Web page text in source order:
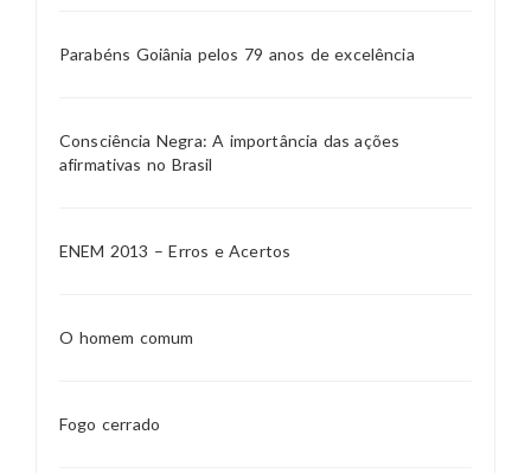
Parabéns Goiânia pelos 79 anos de excelência
Consciência Negra: A importância das ações
afirmativas no Brasil
ENEM 2013 – Erros e Acertos
O homem comum
Fogo cerrado